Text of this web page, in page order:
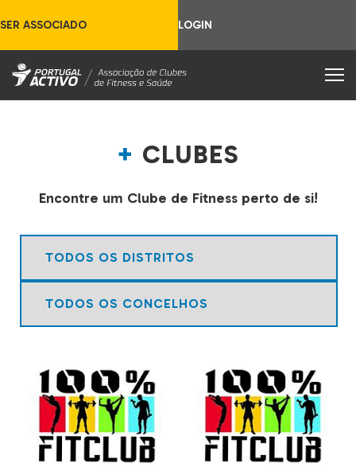
SER ASSOCIADO LOGIN
CLUBES
Encontre um Clube de Fitness perto de si!